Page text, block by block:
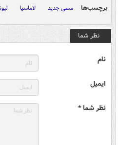
برچسب‌ها مسی جدید لاماسیا
نظر شما
نام
ایمیل
نظر شما *